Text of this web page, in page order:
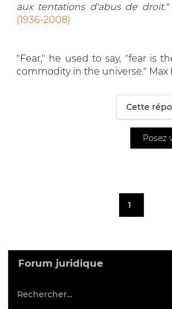
aux tentations d'abus de droit."
(1936-2008)
"Fear," he used to say, "fear is
commodity in the universe." Max
Cette
Posez
1
Forum juridique